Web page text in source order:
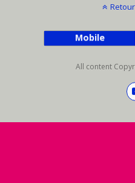
Mobile
All content